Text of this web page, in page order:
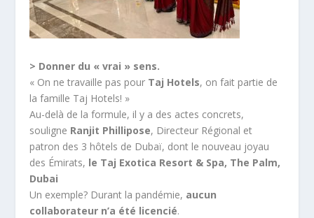
> Donner du « vrai » sens.
« On ne travaille pas pour Taj Hotels, on fait partie de
la famille Taj Hotels! »
Au-delà de la formule, il y a des actes concrets,
souligne Ranjit Phillipose, Directeur Régional et
patron des 3 hôtels de Dubaï, dont le nouveau joyau
des Émirats, le Taj Exotica Resort & Spa, The Palm,
Dubai
Un exemple? Durant la pandémie, aucun
collaborateur n’a été licencié.